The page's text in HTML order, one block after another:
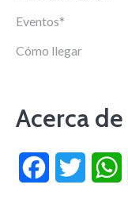
Eventos*
Cómo llegar
Acerca de
FacebookTwitter